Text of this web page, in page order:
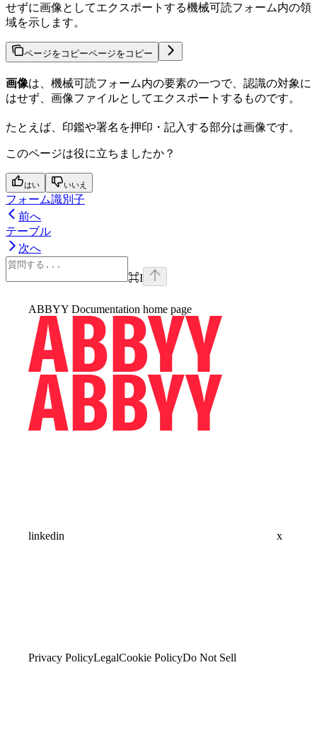
せずに画像としてエクスポートする機械可読フォーム内の領
域を示します。
ページをコピーページをコピー
画像は、機械可読フォーム内の要素の一つで、認識の対象に
はせず、画像ファイルとしてエクスポートするものです。
たとえば、印鑑や署名を押印・記入する部分は画像です。
このページは役に立ちましたか？
はい いいえ
フォーム識別子
前へ
テーブル
次へ
⌘I
ABBYY Documentation home page
linkedin x
Privacy PolicyLegalCookie PolicyDo Not Sell